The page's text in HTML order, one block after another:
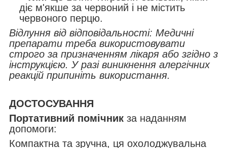
діє м'якше за червоний і не містить
червоного перцю.
Відлуння від відповідальності: Медичні
препарати треба використовувати
строго за призначенням лікаря або згідно з
інструкцією. У разі виникнення алергічних
реакцій припиніть використання.
ДОСТОСУВАННЯ
Портативний помічник за наданням
допомоги:
Компактна та зручна, ця охолоджувальна